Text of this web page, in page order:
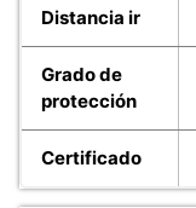
Distancia ir
Grado de
protección
Certificado